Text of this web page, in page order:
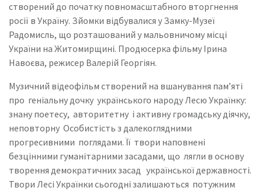
створений до початку повномасштабного вторгнення
росії в Україну. Зйомки відбувалися у Замку-Музеї
Радомисль, що розташований у мальовничому місці
України на Житомирщині. Продюсерка фільму Ірина
Навоєва, режисер Валерій Георгіян.
Музичний відеофільм створений на вшанування пам’яті
про геніальну дочку українського народу Лесю Українку:
знану поетесу, авторитетну і активну громадську діячку,
неповторну Особистість з далекоглядними
прогресивними поглядами. Її твори наповнені
безцінними гуманітарними засадами, що лягли в основу
творення демократичних засад української державності.
Твори Лесі Українки сьогодні залишаються потужним